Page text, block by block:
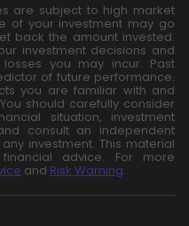
are subject to high market
of your investment may go
back the amount invested.
investment decisions and
you may incur. Past
of future performance.
you are familiar with and
should carefully consider
situation, investment
consult an independent
investment. This material
advice. For more
and Risk Warning.